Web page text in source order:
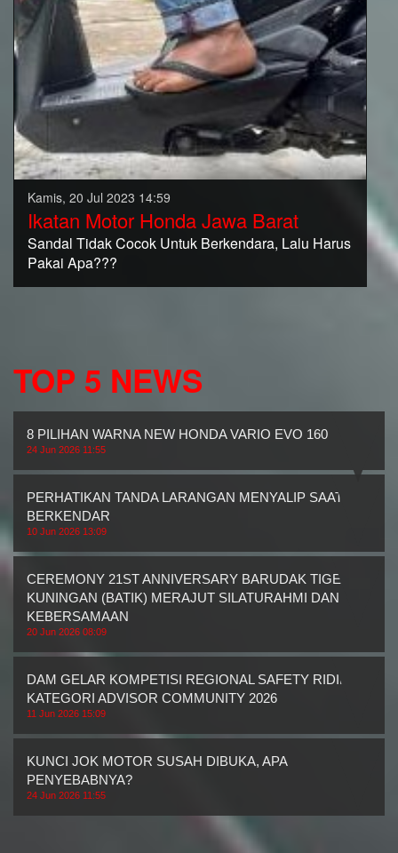
Kamis, 20 Jul 2023 14:59
Ikatan Motor Honda Jawa Barat
Sandal Tidak Cocok Untuk Berkendara, Lalu Harus
Pakai Apa???
TOP 5 NEWS
8 PILIHAN WARNA NEW HONDA VARIO EVO 160
24 Jun 2026 11:55
PERHATIKAN TANDA LARANGAN MENYALIP SAAT
BERKENDAR
10 Jun 2026 13:09
CEREMONY 21ST ANNIVERSARY BARUDAK TIGER
KUNINGAN (BATIK) MERAJUT SILATURAHMI DAN
KEBERSAMAAN
20 Jun 2026 08:09
DAM GELAR KOMPETISI REGIONAL SAFETY RIDING
KATEGORI ADVISOR COMMUNITY 2026
11 Jun 2026 15:09
KUNCI JOK MOTOR SUSAH DIBUKA, APA
PENYEBABNYA?
24 Jun 2026 11:55